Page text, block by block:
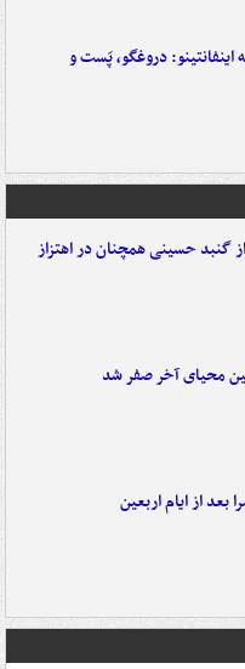
اینفانتینو: دروغگو، پَست‌ و
گنبد حسینی همچنان در اهتزاز
محیای آخر صفر شد
بعد از ایام اربعین